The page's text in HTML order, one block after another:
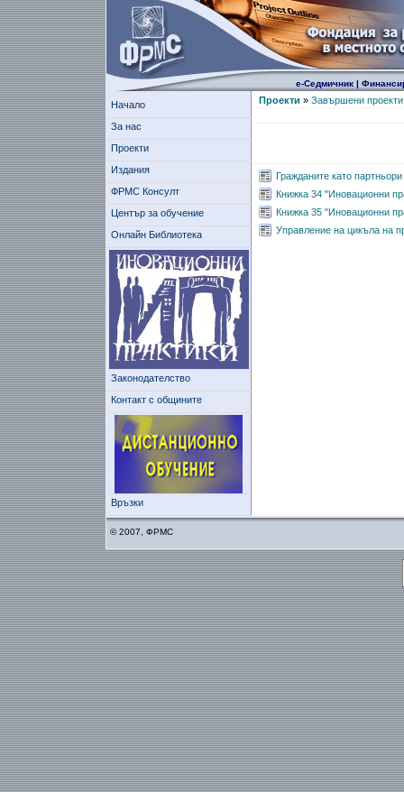
е-Седмичник|
Начало
За нас
Проекти
Издания
ФРМС Консулт
Център за обучение
Онлайн Библиотека
Законодателство
Контакт с общините
Връзки
Проекти » Завършени проекти
Гражданите като
Книжка 34 "Иновационни
Книжка 35 "Иновационни
Управление на цикъла на
© 2007, ФРМС